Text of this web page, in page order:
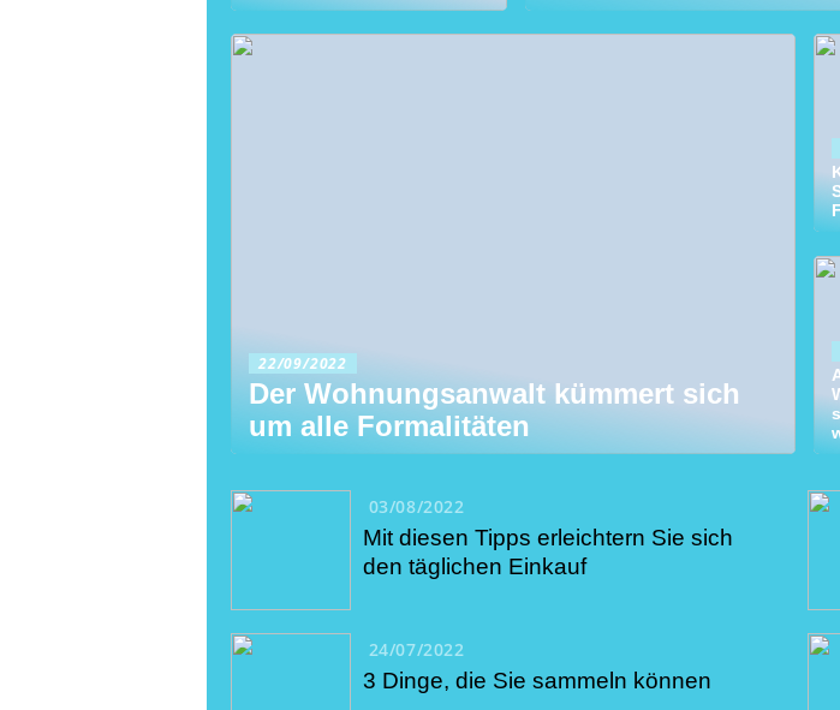
22/09/2022
Der Wohnungsanwalt kümmert sich
um alle Formalitäten
03/08/2022
Mit diesen Tipps erleichtern Sie sich
den täglichen Einkauf
24/07/2022
3 Dinge, die Sie sammeln können